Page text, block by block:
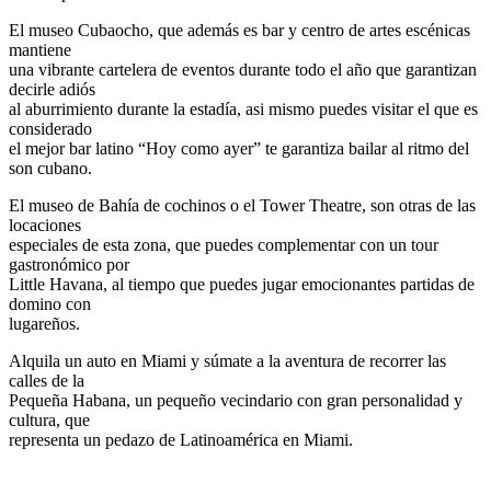
El museo Cubaocho, que además es bar y centro de artes escénicas
mantiene
una vibrante cartelera de eventos durante todo el año que garantizan
decirle adiós
al aburrimiento durante la estadía, asi mismo puedes visitar el que es
considerado
el mejor bar latino “Hoy como ayer” te garantiza bailar al ritmo del
son cubano.
El museo de Bahía de cochinos o el Tower Theatre, son otras de las
locaciones
especiales de esta zona, que puedes complementar con un tour
gastronómico por
Little Havana, al tiempo que puedes jugar emocionantes partidas de
domino con
lugareños.
Alquila un auto en Miami y súmate a la aventura de recorrer las
calles de la
Pequeña Habana, un pequeño vecindario con gran personalidad y
cultura, que
representa un pedazo de Latinoamérica en Miami.